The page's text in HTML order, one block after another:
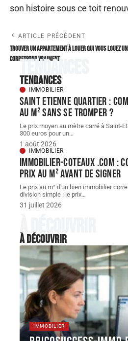
son histoire sous ce toit
ARTICLE PRÉCÉDENT
Trouver un appartement à louer qui vous
correspond vraiment
Louez
Tendances
Tendances
IMMOBILIER
Saint Etienne quartier :
au m² sans se tromper ?
Le prix moyen au mètre carré à Saint-
300 euros pour un…
1 août 2026
IMMOBILIER
Immobilier-coteaux .com :
prix au m² avant de signer
Le prix au m² d'un bien immobilier
division simple : le prix…
31 juillet 2026
À découvrir
À découvrir
IMMOBILIER